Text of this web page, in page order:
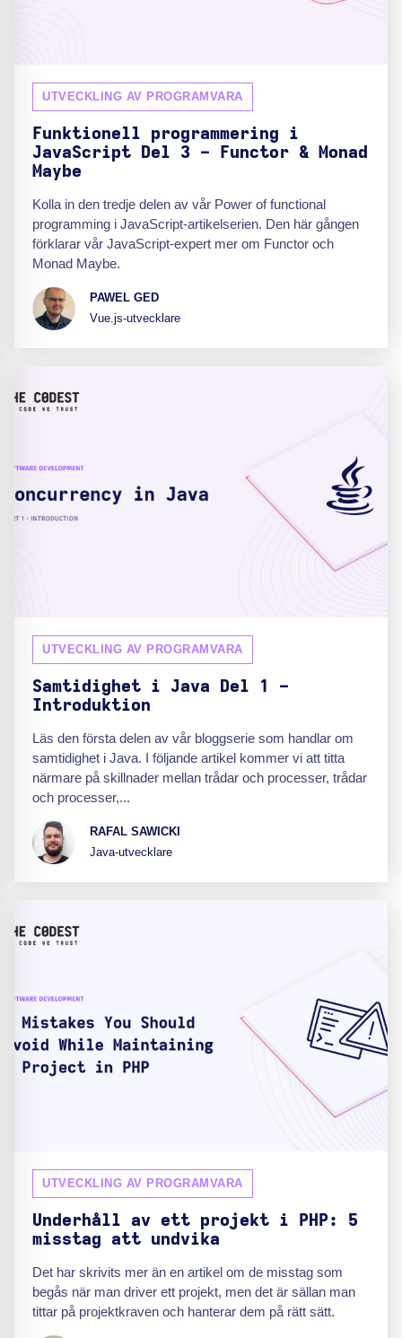
UTVECKLING AV PROGRAMVARA
Funktionell programmering i
JavaScript Del 3 - Functor & Monad
Maybe
Kolla in den tredje delen av vår Power of functional
programming i JavaScript-artikelserien. Den här gången
förklarar vår JavaScript-expert mer om Functor och
Monad Maybe.
PAWEL GED
Vue.js-utvecklare
UTVECKLING AV PROGRAMVARA
Samtidighet i Java Del 1 -
Introduktion
Läs den första delen av vår bloggserie som handlar om
samtidighet i Java. I följande artikel kommer vi att titta
närmare på skillnader mellan trådar och processer, trådar
och processer,...
RAFAL SAWICKI
Java-utvecklare
UTVECKLING AV PROGRAMVARA
Underhåll av ett projekt i PHP: 5
misstag att undvika
Det har skrivits mer än en artikel om de misstag som
begås när man driver ett projekt, men det är sällan man
tittar på projektkraven och hanterar dem på rätt sätt.